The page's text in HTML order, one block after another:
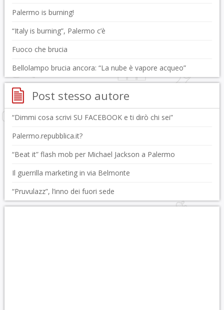
Palermo is burning!
“Italy is burning”, Palermo c’è
Fuoco che brucia
Bellolampo brucia ancora: “La nube è vapore acqueo”
Post stesso autore
“Dimmi cosa scrivi SU FACEBOOK e ti dirò chi sei”
Palermo.repubblica.it?
“Beat it” flash mob per Michael Jackson a Palermo
Il guerrilla marketing in via Belmonte
“Pruvulazz”, l’inno dei fuori sede